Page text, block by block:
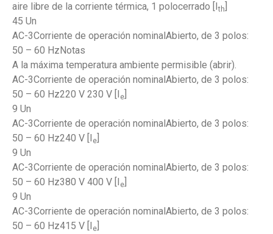
aire libre de la corriente térmica, 1 polocerrado [Ith
45 Un
AC-3Corriente de operación nominalAbierto, de 3 polos:
50 – 60 HzNotas
A la máxima temperatura ambiente permisible (abrir).
AC-3Corriente de operación nominalAbierto, de 3 polos:
50 – 60 Hz220 V 230 V [I
e
9 Un
AC-3Corriente de operación nominalAbierto, de 3 polos:
50 – 60 Hz240 V [I
e
9 Un
AC-3Corriente de operación nominalAbierto, de 3 polos:
50 – 60 Hz380 V 400 V [I
e
9 Un
AC-3Corriente de operación nominalAbierto, de 3 polos:
50 – 60 Hz415 V [I
e